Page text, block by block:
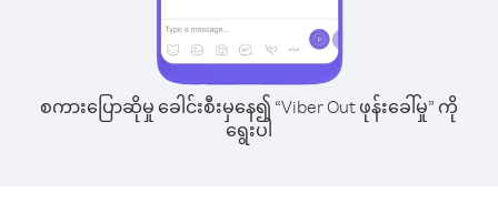
စကားပြောဆိုမှု ခေါင်းစီးမှနေ၍ “Viber Out ဖုန်းခေါ်မှု” ကို
ရွေးပါ